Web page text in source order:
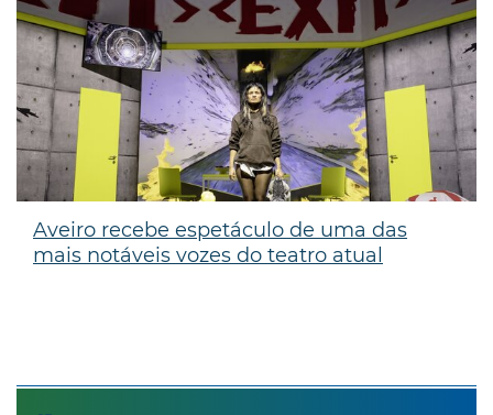
Aveiro recebe espetáculo de uma das
mais notáveis vozes do teatro atual